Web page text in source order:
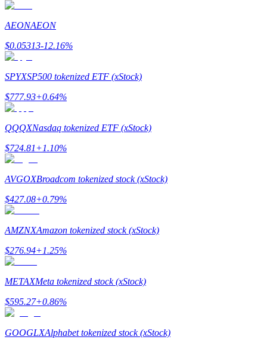
กลยุทธ์การซื้อขาย
AEONAEON
$0.05313-12.16%
SPYXSP500 tokenized ETF (xStock)
$777.93+0.64%
QQQXNasdaq tokenized ETF (xStock)
$724.81+1.10%
AVGOXBroadcom tokenized stock (xStock)
$427.08+0.79%
AMZNXAmazon tokenized stock (xStock)
$276.94+1.25%
METAXMeta tokenized stock (xStock)
$595.27+0.86%
GOOGLXAlphabet tokenized stock (xStock)